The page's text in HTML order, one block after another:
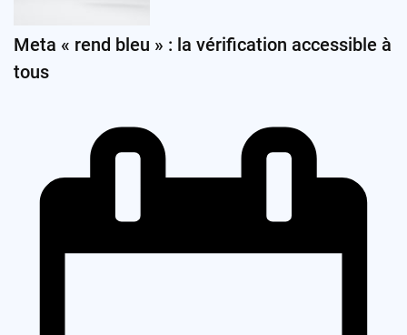
Meta « rend bleu » : la vérification accessible à
tous